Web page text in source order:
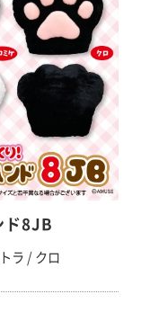
ド8JB
ラ / クロ